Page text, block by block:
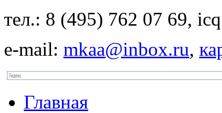
тел.: 8 (495) 762 07 69,
e-mail: mkaa@inbox.ru,
Главная